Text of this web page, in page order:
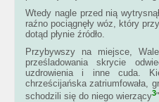
Wtedy nagle przed nią
raźno pociągnęły wóz, który
dotąd płynie źródło.
Przybywszy na miejsce,
prześladowania skrycie
uzdrowienia i inne cuda.
chrześcijańska zatriumfowała,
schodzili się do niego wierzący3